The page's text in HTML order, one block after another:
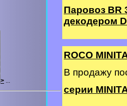
> ...
Паровоз BR
декодером
ROCO
В продажу
серии